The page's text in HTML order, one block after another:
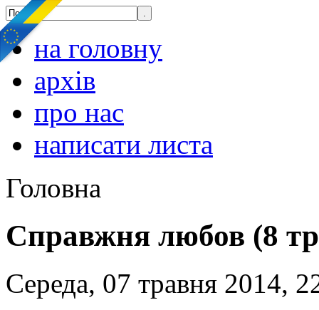
на головну
архів
про нас
написати листа
Головна
Справжня любов (8
Середа, 07 травня 2014,